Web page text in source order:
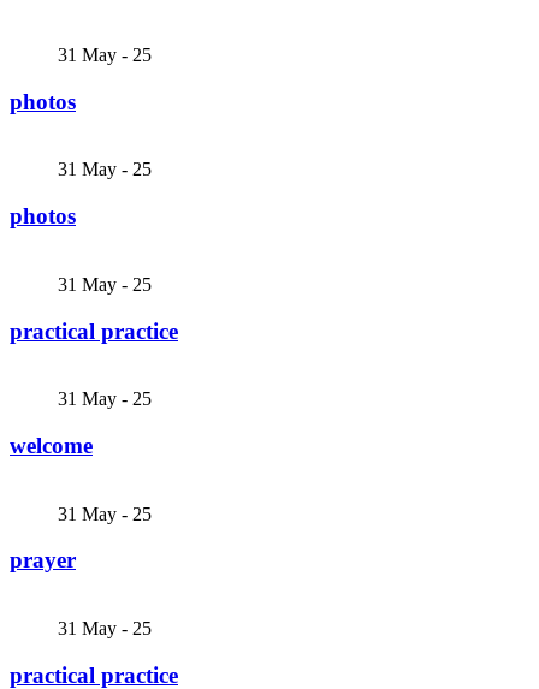
31 May - 25
photos
31 May - 25
photos
31 May - 25
practical practice
31 May - 25
welcome
31 May - 25
prayer
31 May - 25
practical practice